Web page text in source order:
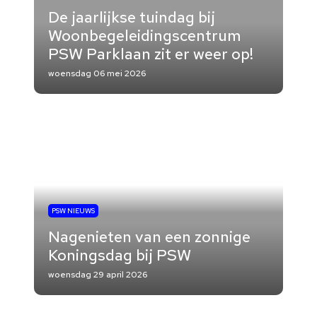
De jaarlijkse tuindag bij
Woonbegeleidingscentrum
PSW Parklaan zit er weer op!
woensdag 06 mei 2026
PSW NIEUWS
Nagenieten van een zonnige
Koningsdag bij PSW
woensdag 29 april 2026